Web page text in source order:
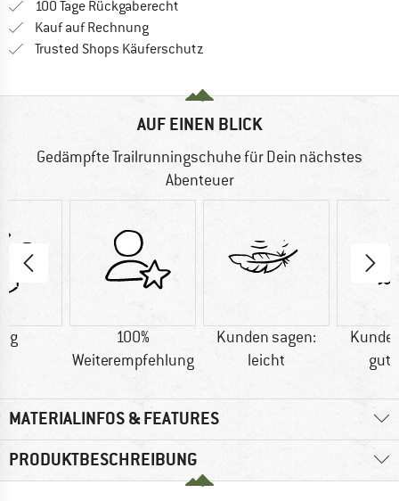
100 Tage Rückgaberecht
Kauf auf RechnungFinde die Zahlungs-Infos hier! Öffnet
Trusted Shops Käuferschutz
AUF EINEN BLICK
Gedämpfte Trailrunningschuhe für Dein nächstes
Abenteuer
g
100%
Weiterempfehlung
Kunden sagen:
leicht
MATERIALINFOS & FEATURES
PRODUKTBESCHREIBUNG